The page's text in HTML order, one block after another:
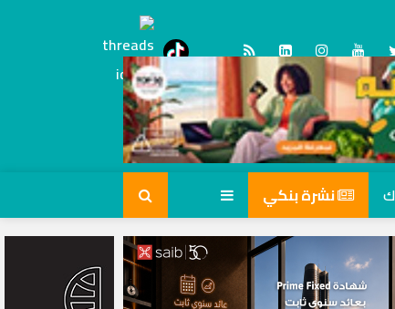
tiktok
Threads
نشرة بنكي